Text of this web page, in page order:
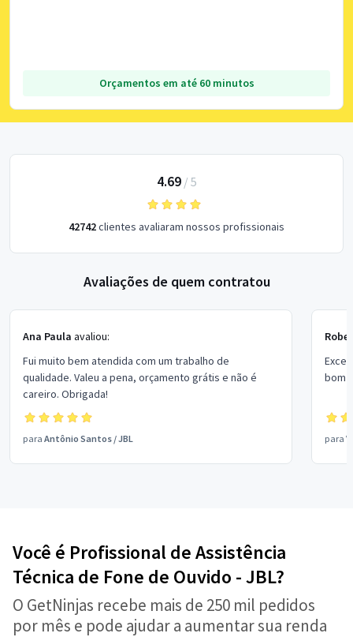
Orçamentos em até 60 minutos
4.69/ 5
42742clientes avaliaram nossos profissionais
Avaliações de quem contratou
Ana Paula avaliou:
Fui muito bem atendida com um trabalho de
qualidade. Valeu a pena, orçamento grátis e não é
careiro. Obrigada!
para Antônio Santos /JBL
bom
para
Você é Profissional de Assistência
Técnica de Fone de Ouvido - JBL?
O GetNinjas recebe mais de 250 mil pedidos
por mês e pode ajudar a aumentar sua renda